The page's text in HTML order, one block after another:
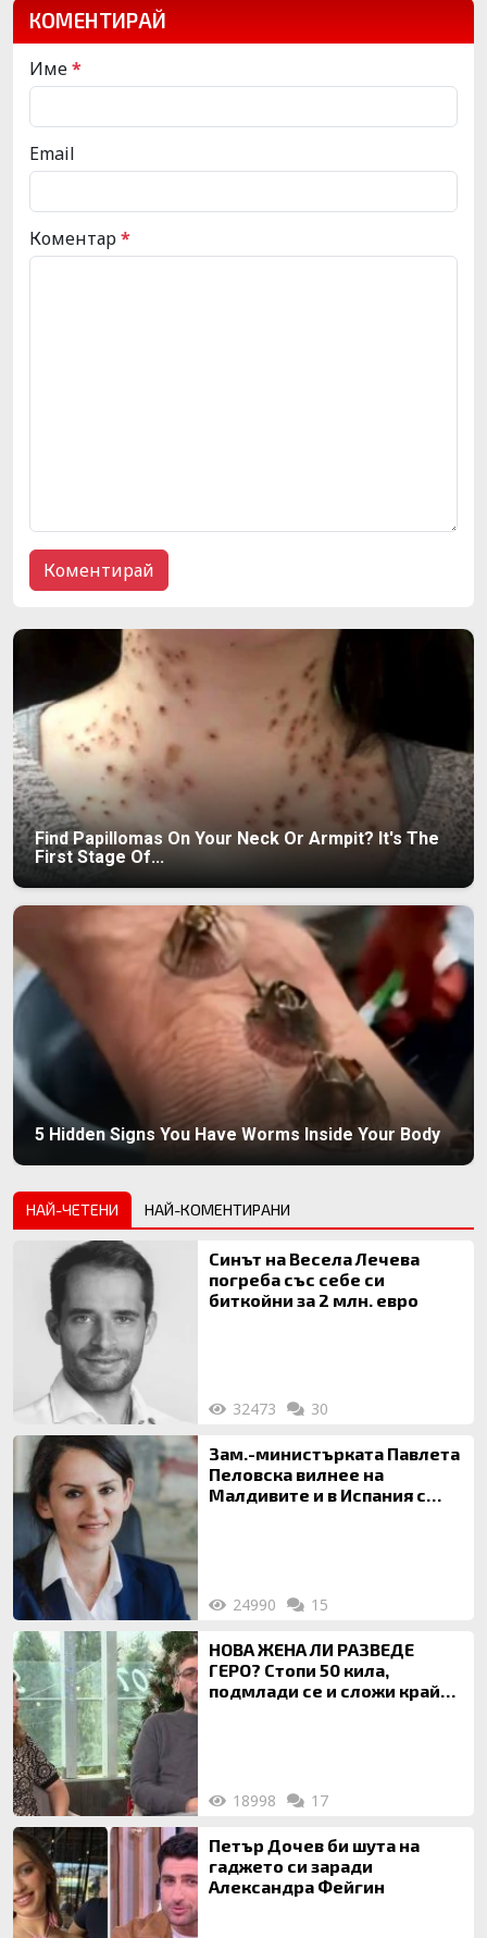
КОМЕНТИРАЙ
Име*
Email
Коментар*
Find Papillomas On Your Neck Or Armpit? It's The
First Stage Of...
5 Hidden Signs You Have Worms Inside Your Body
НАЙ-ЧЕТЕНИ НАЙ-КОМЕНТИРАНИ
Синът на Весела Лечева
погреба със себе си
биткойни за 2 млн. евро
32473 30
Зам.-министърката Павлета
Пеловска вилнее на
Малдивите и в Испания с
24990 15
НОВА ЖЕНА ЛИ РАЗВЕДЕ
ГЕРО? Стопи 50 кила,
подмлади се и сложи край
18998 17
Петър Дочев би шута на
гаджето си заради
Александра Фейгин